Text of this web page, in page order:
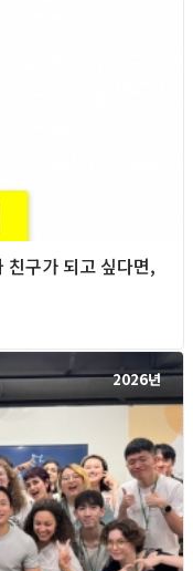
구가 되고 싶다면,
2026년